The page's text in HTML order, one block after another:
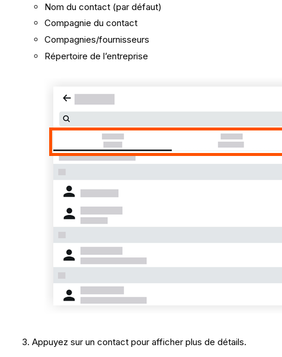
Nom du contact (par défaut)
Compagnie du contact
Compagnies/fournisseurs
Répertoire de l’entreprise
Appuyez sur un contact pour afficher plus de détails.